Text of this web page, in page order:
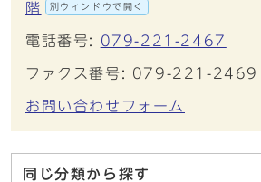
階
別ウィンドウで開く
電話番号: 079-221-2467
ファクス番号: 079-221-2469
お問い合わせフォーム
同じ分類から探す